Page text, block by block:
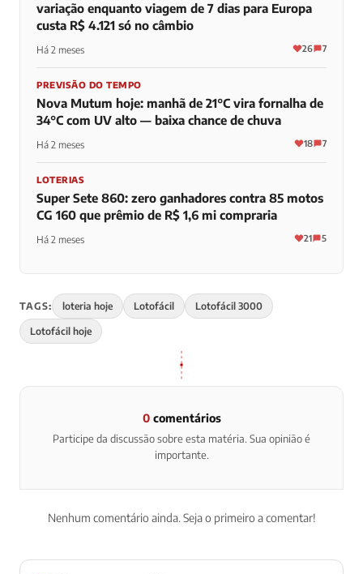
variação enquanto viagem de 7 dias para Europa
custa R$ 4.121 só no câmbio
Há 2 meses 26 7
PREVISÃO DO TEMPO
Nova Mutum hoje: manhã de 21°C vira fornalha de
34°C com UV alto — baixa chance de chuva
Há 2 meses 18 7
LOTERIAS
Super Sete 860: zero ganhadores contra 85 motos
CG 160 que prêmio de R$ 1,6 mi compraria
Há 2 meses 21 5
TAGS: loteria hoje Lotofácil Lotofácil 3000
Lotofácil hoje
0comentários
Participe da discussão sobre esta matéria. Sua opinião é
importante.
Nenhum comentário ainda. Seja o primeiro a comentar!